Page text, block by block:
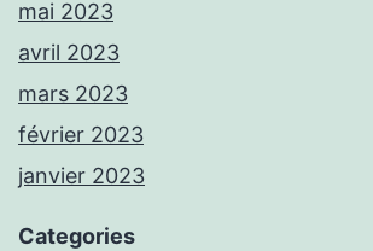
mai 2023
avril 2023
mars 2023
février 2023
janvier 2023
Categories